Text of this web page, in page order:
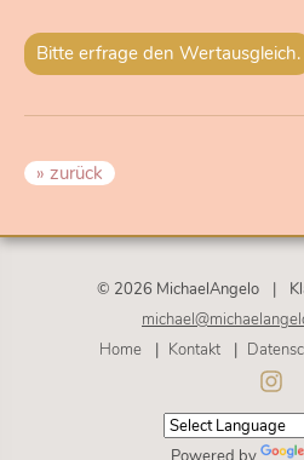
Bitte erfrage den Wertausgleich.
» zurück
© 2026 MichaelAngelo |
Home Kontakt